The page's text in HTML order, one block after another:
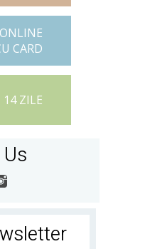
CARD
14 ZILE